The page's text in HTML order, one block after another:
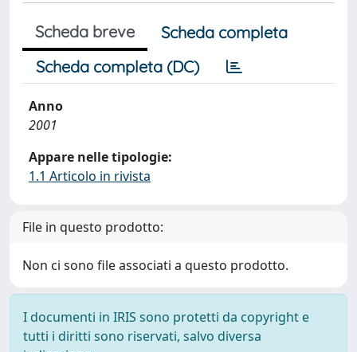
Scheda breve
Scheda completa
Scheda completa (DC)
Anno
2001
Appare nelle tipologie:
1.1 Articolo in rivista
File in questo prodotto:
Non ci sono file associati a questo prodotto.
I documenti in IRIS sono protetti da copyright e
tutti i diritti sono riservati, salvo diversa